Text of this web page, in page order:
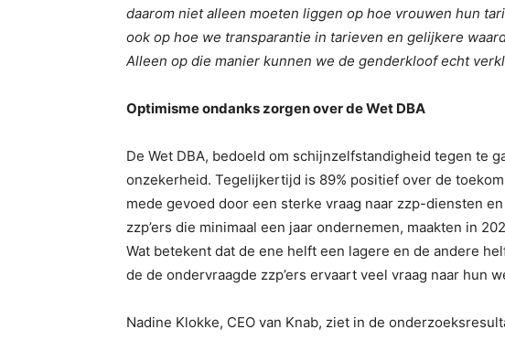
daarom niet alleen moeten liggen op hoe vrouwen hun
ook op hoe we transparantie in tarieven en gelijkere
Alleen op die manier kunnen we de genderkloof echt
Optimisme ondanks zorgen over de Wet DBA
De Wet DBA, bedoeld om schijnzelfstandigheid tegen te
onzekerheid. Tegelijkertijd is 89% positief over de
mede gevoed door een sterke vraag naar zzp-diensten
zzp’ers die minimaal een jaar ondernemen, maakten in
Wat betekent dat de ene helft een lagere en de andere
de de ondervraagde zzp’ers ervaart veel vraag naar hun
Nadine Klokke, CEO van Knab, ziet in de